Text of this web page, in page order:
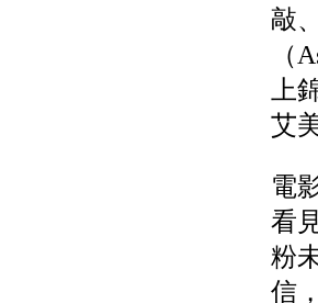
敲
（
上
艾
電
看
粉
信